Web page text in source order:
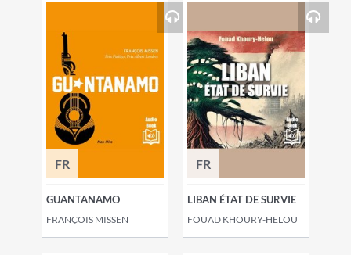
FR
GUANTANAMO
FRANÇOIS MISSEN
FR
LIBAN ÉTAT DE SURVIE
FOUAD KHOURY-HELOU